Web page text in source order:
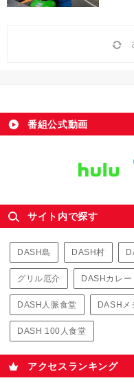
番組公式動画
サイト内で探す
DASH島 DASH村
グリル厄介 DASHカレー
DASH人脈食堂 DASHメ
DASH 100人食堂
アクセスランキング